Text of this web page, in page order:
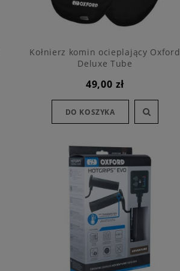
Kołnierz komin ocieplający Oxford
Deluxe Tube
49,00 zł
DO KOSZYKA